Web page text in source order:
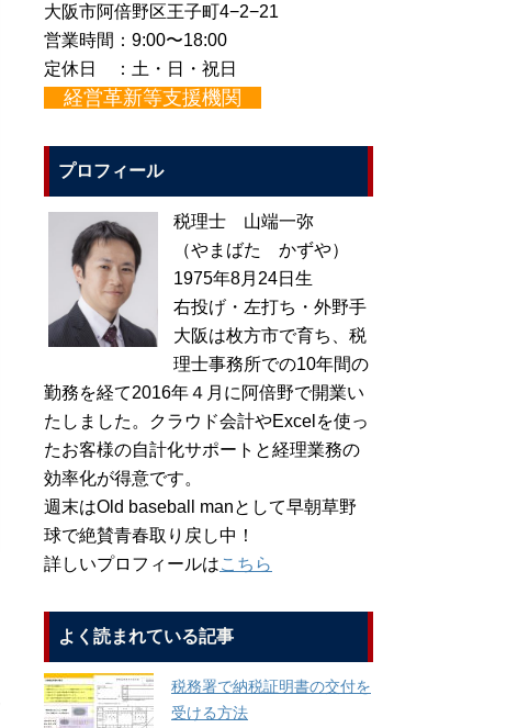
大阪市阿倍野区王子町4−2−21
営業時間：9:00〜18:00
定休日 ：土・日・祝日
経営革新等支援機関
プロフィール
税理士 山端一弥
（やまばた かずや）
1975年8月24日生
右投げ・左打ち・外野手
大阪は枚方市で育ち、税
理士事務所での10年間の
勤務を経て2016年４月に阿倍野で開業い
たしました。クラウド会計やExcelを使っ
たお客様の自計化サポートと経理業務の
効率化が得意です。
週末はOld baseball manとして早朝草野
球で絶賛青春取り戻し中！
詳しいプロフィールはこちら
よく読まれている記事
税務署で納税証明書の交付を
受ける方法